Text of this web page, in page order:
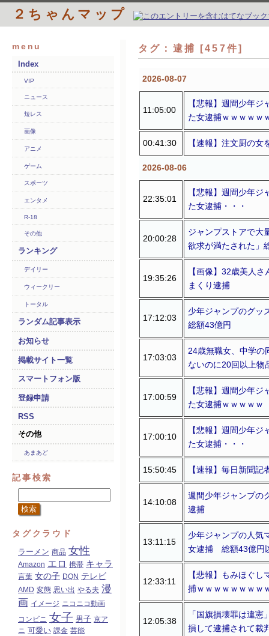
２ちゃんマップ
menu
Index
VIP
ニュース
短レス
画像
アニメ
ゲーム
スポーツ
エンタメ
R-18
その他
ランキング
デイリー
ウィークリー
トータル
ランダム記事表示
お知らせ
掲載サイト一覧
スマートフォン版
登録申請
RSS
その他
あまあど
記事検索
タグクラウド
ラーメン 商品 女性
Amazon エロ 携帯 キャラ
言葉 女の子 DQN テレビ
AMD 変態 思い出 やる夫 漫
画 イメージ ニコニコ動画
コンビニ 女子 男子 京ア
ニ 可愛い 課金 芸能
タグ：逮捕 [457件]
2026-08-07
11:05:00
【悲報】週間少年
た女逮捕ｗｗｗｗｗ
00:41:30 【速報】注文厨の女
2026-08-06
22:35:01
【悲報】週間少年
た女逮捕・・・
20:00:28
ジャンプストアで
欲求が満たされた」
19:35:26
【画像】32歳美人
まくり逮捕
17:12:03
少年ジャンプのグ
総額43億円
17:03:03
24歳無職女、中学
ないのに20回以上物
17:00:59
【悲報】週間少年
た女逮捕ｗｗｗｗｗ
17:00:10
【悲報】週間少年
た女逮捕・・・
15:50:45 【速報】毎日新聞
14:10:08
週間少年ジャンプの
逮捕
13:11:15
少年ジャンプの人気
女逮捕 総額43億円
12:33:11
【悲報】もみほぐ
捕ｗｗｗｗｗｗｗｗ
12:05:38
「国旗損壊罪は違
損して逮捕されて裁